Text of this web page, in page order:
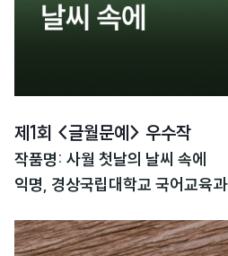
제1회 <글월문예> 우수작
작품명: 사월 첫날의 날씨 속에
익명, 경상국립대학교 국어교육과